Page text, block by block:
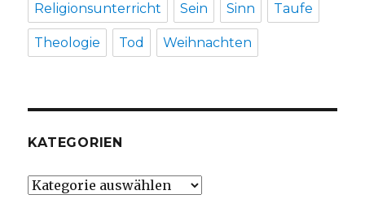
Religionsunterricht Sein Sinn Taufe
Theologie Tod Weihnachten
KATEGORIEN
Kategorien